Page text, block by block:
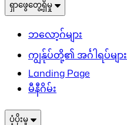
ရှာဖွေတွေ့ရှိမှု
ဘလော့ဂ်များ
ကျွန်ုပ်တို့၏ အင်္ဂါရပ်များ
Landing Page
မီနီဂိမ်း
ပံ့ပိုးမှု